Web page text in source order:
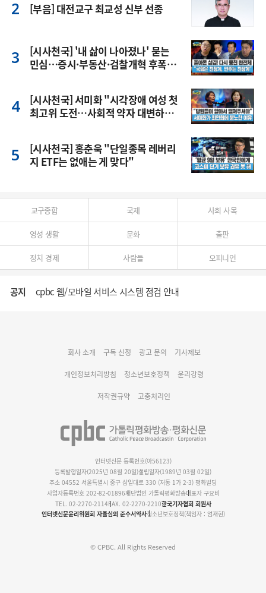
[부음] 대전교구 최교성 신부 선종
[시사천국] '내 삶이 나아졌나' 묻는
민심…증시·부동산·검찰개혁 후폭
[시사천국] 서미화 "시각장애 여성 첫
최고위 도전…사회적 약자 대변하겠
[시사천국] 홍춘욱 "단일종목 레버리
지 ETF는 없애는 게 맞다"
교구종합 국제 사회 사목
영성 생활 문화 출판
정치 경제 사람들 오피니언
공지 cpbc 웹/모바일 서비스 시스템 점검 안내
명동 미디어큐브 & 1898 미디어월 공모전 수상작 발표
회사 소개 구독 신청 광고 문의 기사제보
개인정보처리방침 청소년보호정책 윤리강령
저작권규약 고충처리인
인터넷신문 등록번호(아56123)
등록발행일자(2025년 08월 20일)설립일자(1989년 03월 02일)
주소 04552 서울특별시 중구 삼일대로 330 (저동 1가 2-3) 평화빌딩
사업자등록번호 202-82-01896재단법인 가톨릭평화방송대표자 구요비
TEL. 02-2270-2114FAX. 02-2270-2210한국기자협회 회원사
인터넷신문윤리위원회 자율심의 준수서약사청소년보호정책(책임자 : 엄재현)
© CPBC. All Rights Reserved